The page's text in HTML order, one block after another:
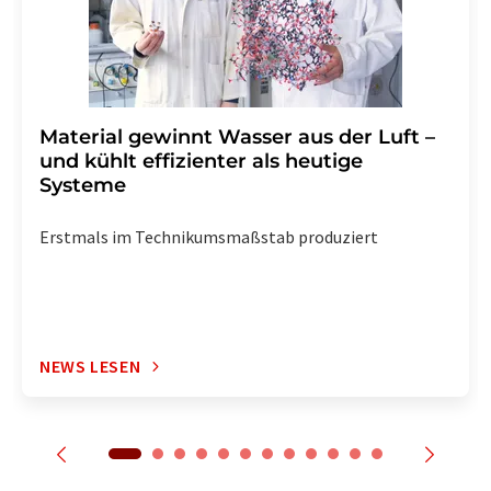
Material gewinnt Wasser aus der Luft –
und kühlt effizienter als heutige
Systeme
Erstmals im Technikumsmaßstab produziert
NEWS LESEN